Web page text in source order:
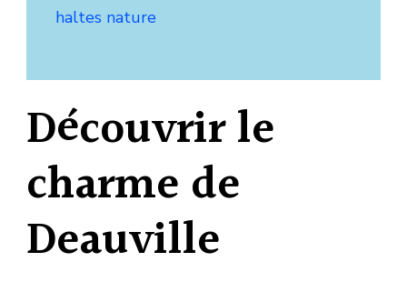
haltes nature
Découvrir le
charme de
Deauville